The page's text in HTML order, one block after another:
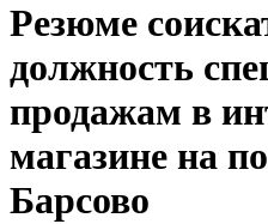
Резюме
должность
продажам в
магазине на
Барсово